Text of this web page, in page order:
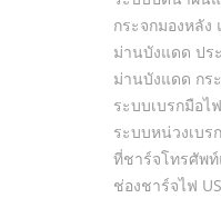
กระจกมองหลั
ม่านบังแดด ปร
ม่านบังแดด กร
ระบบเบรกมือไ
ระบบหน่วงเบร
ที่ชาร์จโทรศัพ
ช่องชาร์จไฟ